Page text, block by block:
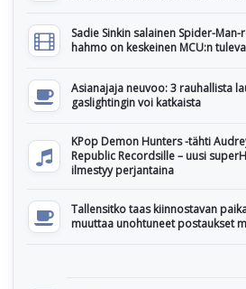
Sadie Sinkin salainen Spider-
hahmo on keskeinen MCU:n
Asianajaja neuvoo: 3 rauhallista
gaslightingin voi katkaista
KPop Demon Hunters -tähti
Republic Recordsille – uusi
ilmestyy perjantaina
Tallensitko taas kiinnostavan
muuttaa unohtuneet postaukset